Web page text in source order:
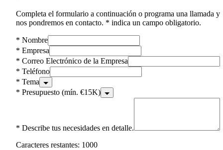
Completa el formulario a continuación o programa una llamada y
nos pondremos en contacto. * indica un campo obligatorio.
* Nombre
* Empresa
* Correo Electrónico de la Empresa
* Teléfono
* Tema
* Presupuesto (mín. €15K)
* Describe tus necesidades en detalle.
Caracteres restantes: 1000